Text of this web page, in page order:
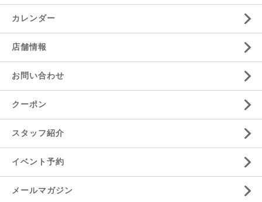
カレンダー
店舗情報
お問い合わせ
クーポン
スタッフ紹介
イベント予約
メールマガジン